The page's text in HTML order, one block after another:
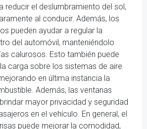
reducir el deslumbramiento del sol,
al conducir. Además, los
pueden ayudar a regular la
del automóvil, manteniéndolo
calurosos. Esto también puede
carga sobre los sistemas de aire
en última instancia la
Además, las ventanas
mayor privacidad y seguridad
en el vehículo. En general, el
puede mejorar la comodidad,